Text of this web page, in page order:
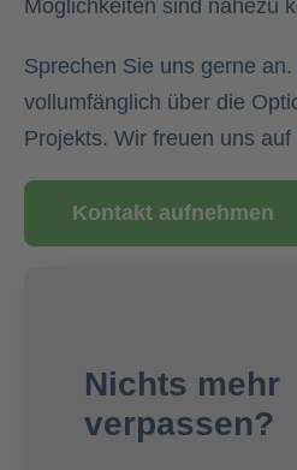
Möglichkeiten sind nahezu
Sprechen Sie uns gerne
vollumfänglich über die
Projekts. Wir freuen uns auf
Kontakt aufnehmen
Nichts mehr
verpassen?